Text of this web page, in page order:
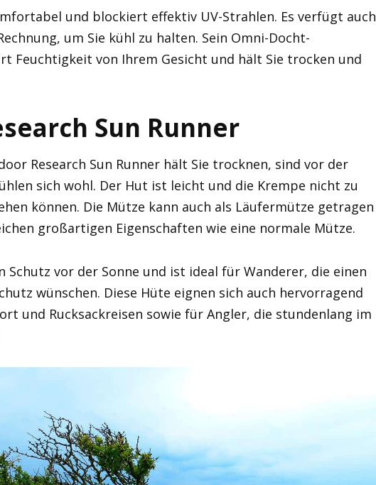
und blockiert effektiv UV-Strahlen. Es verfügt auch
um Sie kühl zu halten. Sein Omni-Docht-
Feuchtigkeit von Ihrem Gesicht und hält Sie trocken und
Sun Runner
Research Sun Runner hält Sie trocknen, sind vor der
sich wohl. Der Hut ist leicht und die Krempe nicht zu
können. Die Mütze kann auch als Läufermütze getragen
großartigen Eigenschaften wie eine normale Mütze.
Schutz vor der Sonne und ist ideal für Wanderer, die einen
wünschen. Diese Hüte eignen sich auch hervorragend
und Rucksackreisen sowie für Angler, die stundenlang im